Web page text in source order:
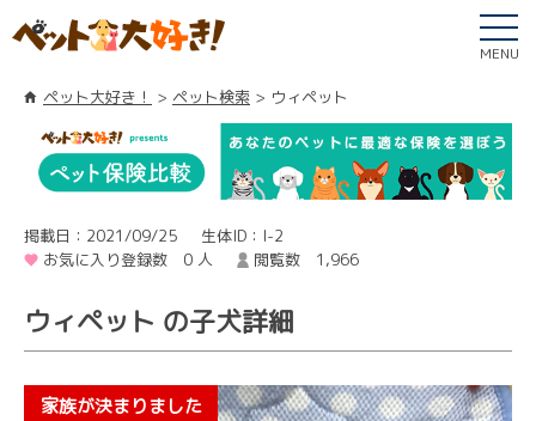
MENU
ペット大好き！ ペット検索 ウィペット
掲載日：2021/09/25
生体ID：I-2
お気に入り登録数 0 人
閲覧数 1,966
ウィペット の子犬詳細